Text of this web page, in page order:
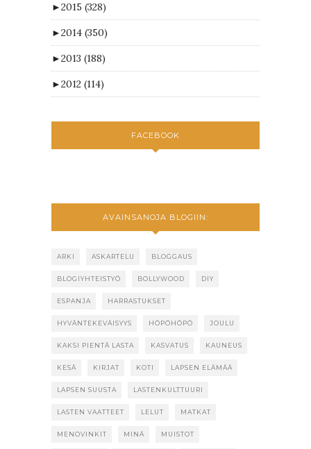
►2015 (328)
►2014 (350)
►2013 (188)
►2012 (114)
FACEBOOK
AVAINSANOJA BLOGIIN:
ARKI ASKARTELU BLOGGAUS
BLOGIYHTEISTYÖ BOLLYWOOD DIY
ESPANJA HARRASTUKSET
HYVÄNTEKEVÄISYYS HÖPÖHÖPÖ JOULU
KAKSI PIENTÄ LASTA KASVATUS KAUNEUS
KESÄ KIRJAT KOTI LAPSEN ELÄMÄÄ
LAPSEN SUUSTA LASTENKULTTUURI
LASTEN VAATTEET LELUT MATKAT
MENOVINKIT MINÄ MUISTOT